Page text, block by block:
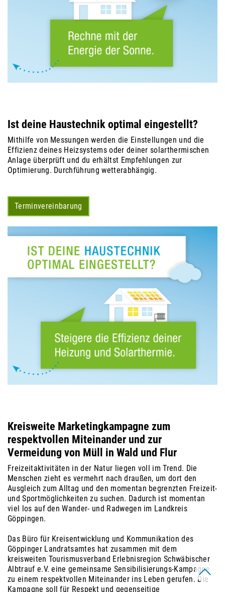
Ist deine Haustechnik optimal eingestellt?
Mithilfe von Messungen werden die Einstellungen und die
Effizienz deines Heizsystems oder deiner solarthermischen
Anlage überprüft und du erhältst Empfehlungen zur
Optimierung. Durchführung wetterabhängig.
Terminvereinbarung
Kreisweite Marketingkampagne zum
respektvollen Miteinander und zur
Vermeidung von Müll in Wald und Flur
Freizeitaktivitäten in der Natur liegen voll im Trend. Die
Menschen zieht es vermehrt nach draußen, um dort den
Ausgleich zum Alltag und den momentan begrenzten Freizeit-
und Sportmöglichkeiten zu suchen. Dadurch ist momentan
viel los auf den Wander- und Radwegen im Landkreis
Göppingen.
Das Büro für Kreisentwicklung und Kommunikation des
Göppinger Landratsamtes hat zusammen mit dem
kreisweiten Tourismusverband Erlebnisregion Schwäbischer
Albtrauf e.V. eine gemeinsame Sensibilisierungs-Kampagne
zu einem respektvollen Miteinander ins Leben gerufen. Die
Kampagne soll für Respekt und gegenseitige